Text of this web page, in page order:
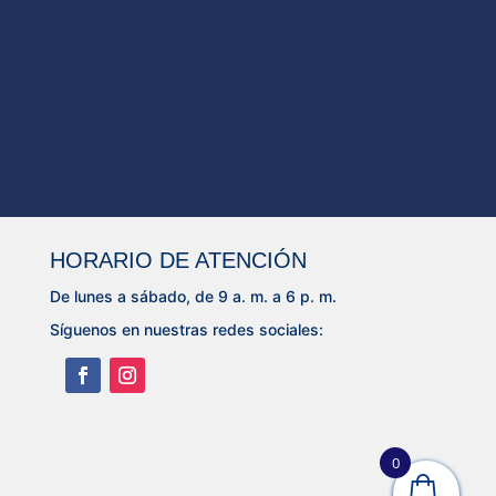
HORARIO DE ATENCIÓN
De lunes a sábado, de 9 a. m. a 6 p. m.
Síguenos en nuestras redes sociales:
0